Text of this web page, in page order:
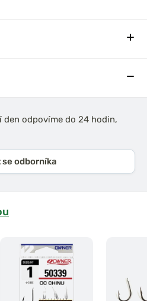
odpovíme do 24 hodin,
odborníka